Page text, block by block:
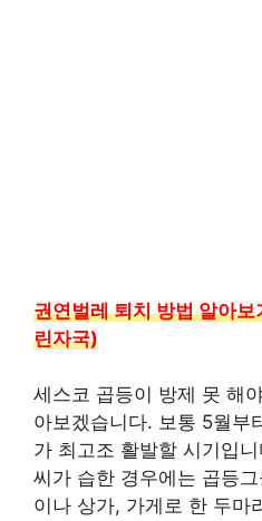
권연벌레 퇴치 방법 알아
린자국)
세스코 곱등이 방제 못 해
아보겠습니다. 보통 5월부
가 최고조 활발할 시기입
씨가 습한 경우에는 곱등
이나 상가, 가게로 한 두마